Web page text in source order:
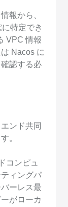
報から、
特定でき
VPC 情報
Nacos に
認する必
ンド共同
。
コンピュ
ィングパ
ーレス最
がローカ